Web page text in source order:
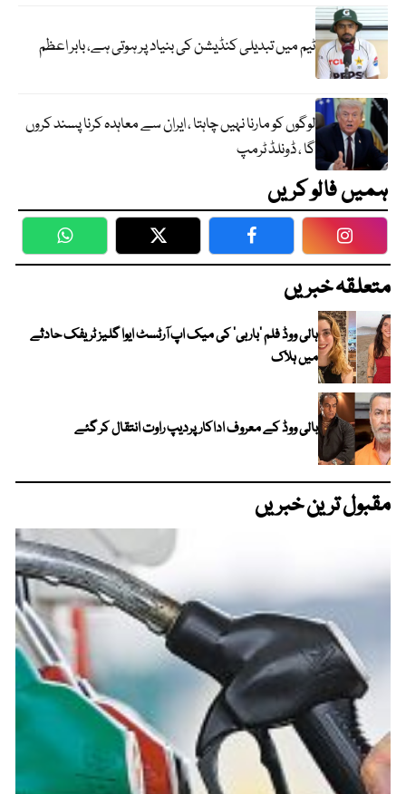
ٹیم میں تبدیلی کنڈیشن کی بنیاد پر ہوتی ہے، بابر اعظم
لوگوں کو مارنا نہیں چاہتا ، ایران سے معاہدہ کرنا پسند کروں
گا ، ڈونلڈ ٹرمپ
ہمیں فالو کریں
WhatsApp Twitter Facebook
متعلقہ خبریں
ہالی ووڈ فلم ’باربی‘ کی میک اپ آرٹسٹ ایوا گلیز ٹریفک حادثے
میں ہلاک
بالی ووڈ کے معروف اداکار پردیپ راوت انتقال کر گئے
مقبول ترین خبریں